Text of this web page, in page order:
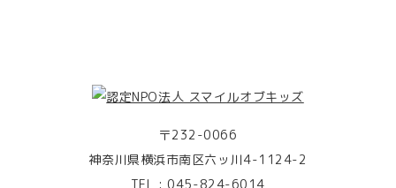
〒232-0066
神奈川県横浜市南区六ッ川4-1124-2
TEL :045-824-6014